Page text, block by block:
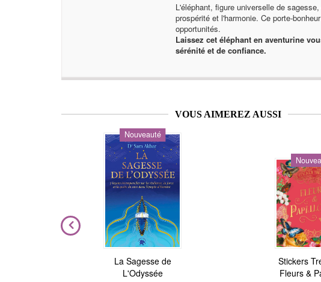
L'éléphant, figure universelle de
prospérité et l'harmonie. Ce porte-
opportunités.
Laissez cet éléphant en aventurine
sérénité et de confiance.
VOUS AIMEREZ AUSSI
Nouveauté
La Sagesse de
L'Odyssée
Stickers
Fleurs &
Astrologie de l'âme
Julie Gorse,Christian Maillé
Nous